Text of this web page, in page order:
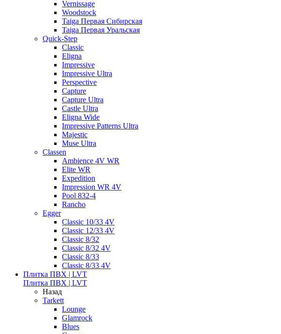
Vernissage
Woodstock
Taiga Первая Сибирская
Taiga Первая Уральская
Quick-Step
Classic
Eligna
Impressive
Impressive Ultra
Perspective
Capture
Capture Ultra
Castle Ultra
Eligna Wide
Impressive Patterns Ultra
Majestic
Muse Ultra
Classen
Ambience 4V WR
Elite WR
Expedition
Impression WR 4V
Pool 832-4
Rancho
Egger
Classic 10/33 4V
Classic 12/33 4V
Classic 8/32
Classic 8/32 4V
Classic 8/33
Classic 8/33 4V
Плитка ПВХ | LVT
Плитка ПВХ | LVT
Назад
Tarkett
Lounge
Glamrock
Blues